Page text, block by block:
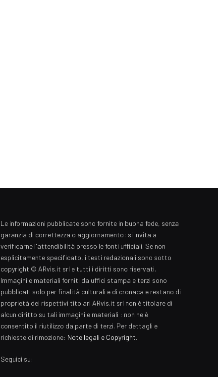
Le informazioni pubblicate sono fornite in buona fede, senza
garanzia di correttezza o aggiornamento: si invita a
verificarne l'attendibilità presso le fonti ufficiali. Se non
esplicitamente specificato, i testi redazionali sono sotto
copyright © ARvis.it srl e tutti i diritti sono riservati.
Immagini e materiali forniti da uffici stampa e terzi sono
pubblicati solo per finalità culturali e di cronaca e restano di
proprietà dei rispettivi titolari ARvis.it srl non è titolare di
alcun diritto su tali immagini e materiali : non ne è
consentito il riutilizzo da parte di terzi. Per dettagli e
richieste di rimozione: Note legali e Copyright.
Seguici su: